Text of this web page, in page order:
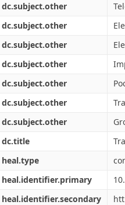
dc.subject.other
dc.subject.other
dc.subject.other
dc.subject.other
dc.subject.other
dc.subject.other
dc.subject.other
dc.title
heal.type
heal.identifier.primary
heal.identifier.secondary